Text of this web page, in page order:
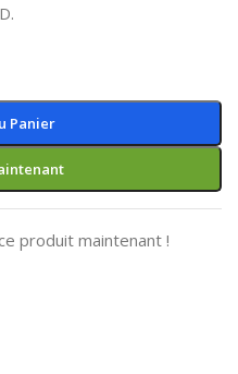
Panier
produit maintenant !